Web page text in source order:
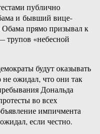
публично
и бывший вице-
прямо призывал к
трупов «небесной
будут оказывать
ожидал, что они так
Дональда
во всех
импичмента
если честно.